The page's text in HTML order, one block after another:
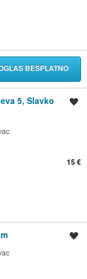
BESPLATNO
5, Slavko
15 €